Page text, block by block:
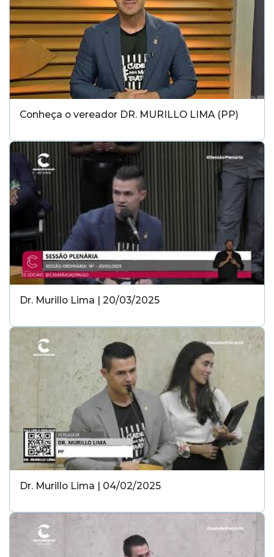
Conheça o vereador DR. MURILLO LIMA (PP)
Dr. Murillo Lima | 20/03/2025
Dr. Murillo Lima | 04/02/2025